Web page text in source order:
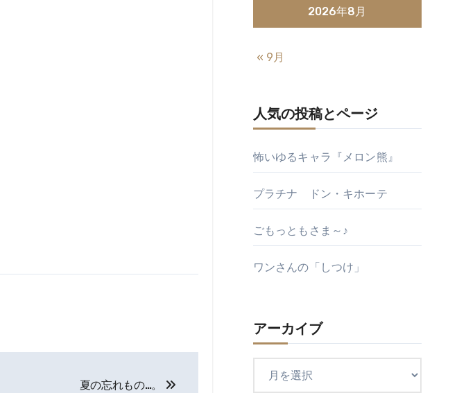
夏の忘れもの…。
2026年8月
« 9月
人気の投稿とページ
怖いゆるキャラ『メロン熊』
プラチナ ドン・キホーテ
ごもっともさま～♪
ワンさんの「しつけ」
アーカイブ